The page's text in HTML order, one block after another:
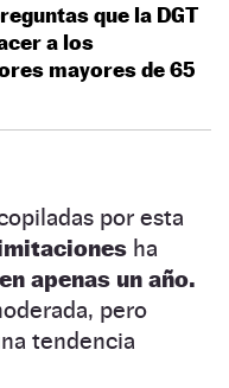
que la DGT
a los
mayores de 65
por esta
ha
apenas un año.
pero
tendencia